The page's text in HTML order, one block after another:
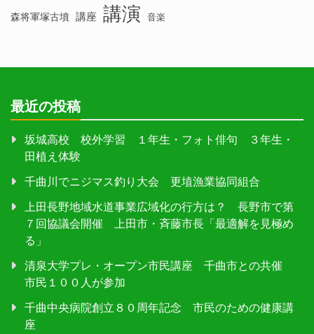
森将軍塚古墳 講座 講演 音楽
最近の投稿
坂城高校 校外学習 １年生・フォト俳句 ３年生・
田植え体験
千曲川でニジマス釣り大会 更埴漁業協同組合
上田長野地域水道事業広域化の行方は？ 長野市で第
７回協議会開催 上田市・斉藤市長「最適解を見極め
る」
清泉大学プレ・オープン市民講座 千曲市との共催
市民１００人が参加
千曲中央病院創立８０周年記念 市民のための健康講
座